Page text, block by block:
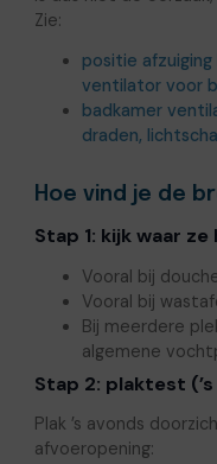
Zie:
positie
ventilator voor
badkamer
draden,
Hoe vind je de
Stap 1: kijk waar
Vooral bij
Vooral bij
Bij meerdere
algemene
Stap 2: plaktest
Plak ’s avonds
afvoeropening: